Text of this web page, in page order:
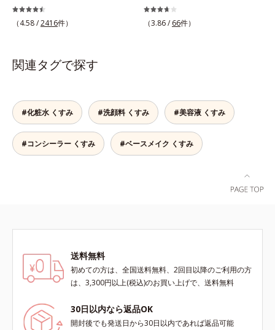
あらわれること*7 L-アスコルビン
酸 2-グルコシド*8 L-アスコルビン
など※ウォッシュには高圧処理ビタ
80％とアンズ果汁で保湿効果も。化
粧のりの悪さやくすみなどを、一気
ル」は毎日の洗顔では落とせない溜
まった角質を、くるくるなじませる
アンズ果汁で、角質を自然にはがれ
やすく浮かせてから、「消しゴム」
のようにポロポロに巻き込んで取り
除きます。水を利用して取り除く仕
こち。表面の角質を一枚脱いだ状態
だから、化粧水の浸透力もいつもと
手応えが変わります。お肌の状態に
合わせて週1～2回の美肌ケア。なめ
らかで透明感あふれる素肌へ導きま
す。* 乾燥や角質肥厚、キメの乱れ
（4.58 /2416件）
ビに良くないのではないかと心配に
なりがち。しかし何も塗らないと、
で、“ニキビをケアしたい”と“肌をキ
レイに見せたい”が同時に叶えられ
ます。ピンク味のあるベージュ色
で、塗るとくすみがさっと払われ、
とした美しい仕上がりが続きます。
SPF28・PA+++で、ニキビ肌を紫外
よる透明感のある肌
（3.86 / 66件）
関連タグで探す
#化粧水 くすみ #洗顔料 くすみ #美容液 くすみ
#コンシーラー くすみ #ベースメイク くすみ
送料無料
初めての方は、全国送料無料、2回目以降のご利用の方
は、3,300円以上(税込)のお買い上げで、送料無料
30日以内なら返品OK
開封後でも発送日から30日以内であれば返品可能